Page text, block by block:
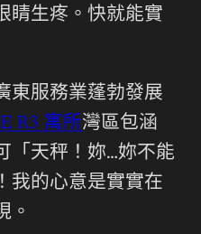
睛生疼。快就能實
東服務業蓬勃發展
R3 寓所灣區包涵
「天秤！妳…妳不能
我的心意是實實在
。